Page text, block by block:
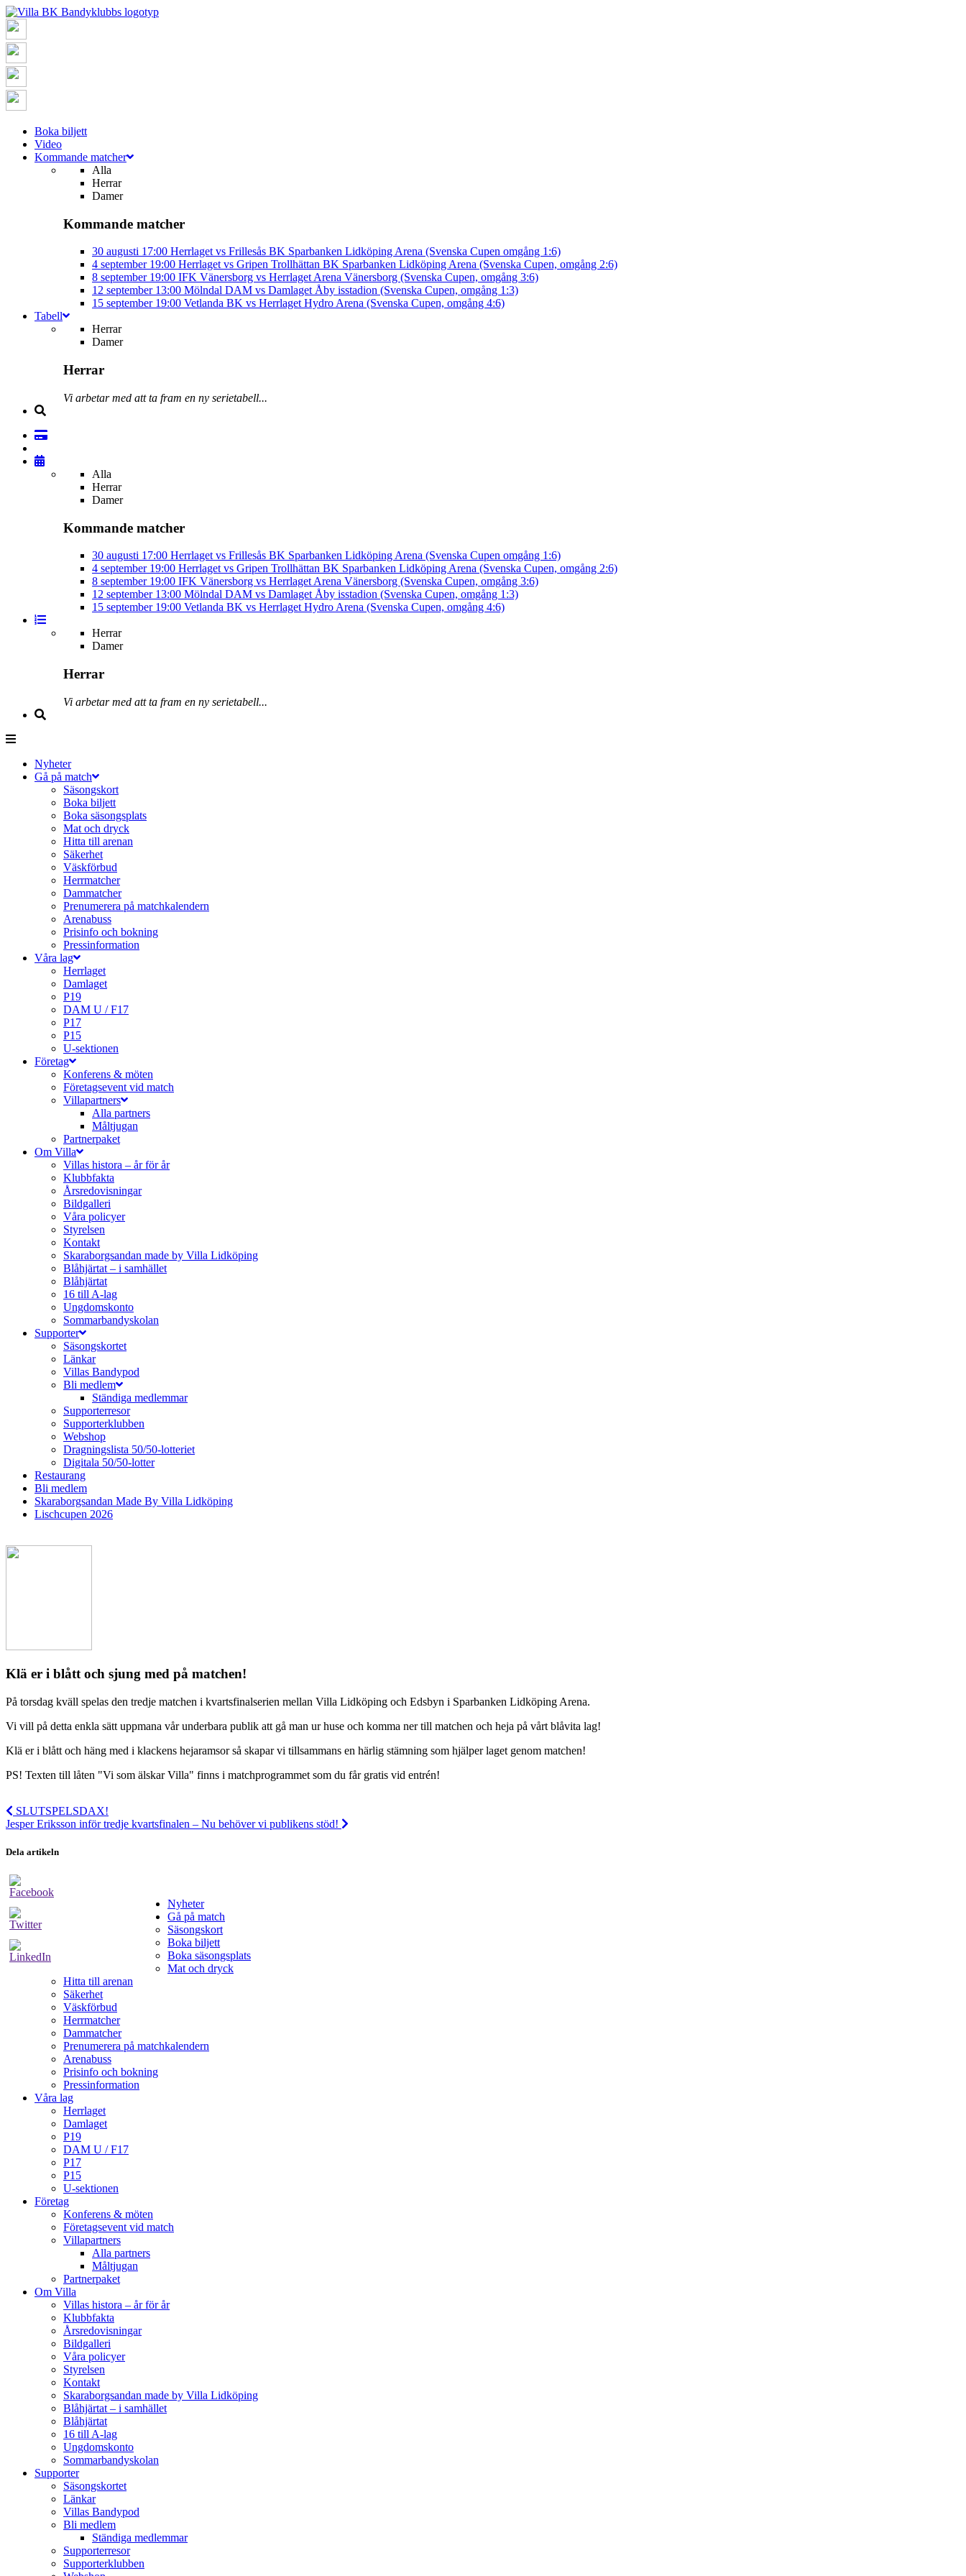
Boka biljett
Video
Kommande matcher
Alla
Herrar
Damer
Kommande matcher
30 augusti 17:00 Herrlaget vs Frillesås BK Sparbanken Lidköping Arena (Svenska Cupen omgång 1:6)
4 september 19:00 Herrlaget vs Gripen Trollhättan BK Sparbanken Lidköping Arena (Svenska Cupen, omgång 2:6)
8 september 19:00 IFK Vänersborg vs HerrlagetArena Vänersborg (Svenska Cupen, omgång 3:6)
12 september 13:00 Mölndal DAM vs DamlagetÅby isstadion (Svenska Cupen, omgång 1:3)
15 september 19:00 Vetlanda BK vs HerrlagetHydro Arena (Svenska Cupen, omgång 4:6)
Tabell
Herrar
Damer
Herrar
Vi arbetar med att ta fram en ny serietabell...
Alla
Herrar
Damer
Kommande matcher
30 augusti 17:00 Herrlaget vs Frillesås BK Sparbanken Lidköping Arena (Svenska Cupen omgång 1:6)
4 september 19:00 Herrlaget vs Gripen Trollhättan BK Sparbanken Lidköping Arena (Svenska Cupen, omgång 2:6)
8 september 19:00 IFK Vänersborg vs Herrlaget Arena Vänersborg (Svenska Cupen, omgång 3:6)
12 september 13:00 Mölndal DAM vs Damlaget Åby isstadion (Svenska Cupen, omgång 1:3)
15 september 19:00 Vetlanda BK vs Herrlaget Hydro Arena (Svenska Cupen, omgång 4:6)
Herrar
Damer
Herrar
Vi arbetar med att ta fram en ny serietabell...
Nyheter
Gå på match
Säsongskort
Boka biljett
Boka säsongsplats
Mat och dryck
Hitta till arenan
Säkerhet
Väskförbud
Herrmatcher
Dammatcher
Prenumerera på matchkalendern
Arenabuss
Prisinfo och bokning
Pressinformation
Våra lag
Herrlaget
Damlaget
P19
DAM U / F17
P17
P15
U-sektionen
Företag
Konferens & möten
Företagsevent vid match
Villapartners
Alla partners
Måltjugan
Partnerpaket
Om Villa
Villas histora – år för år
Klubbfakta
Årsredovisningar
Bildgalleri
Våra policyer
Styrelsen
Kontakt
Skaraborgsandan made by Villa Lidköping
Blåhjärtat – i samhället
Blåhjärtat
16 till A-lag
Ungdomskonto
Sommarbandyskolan
Supporter
Säsongskortet
Länkar
Villas Bandypod
Bli medlem
Ständiga medlemmar
Supporterresor
Supporterklubben
Webshop
Dragningslista 50/50-lotteriet
Digitala 50/50-lotter
Restaurang
Bli medlem
Skaraborgsandan Made By Villa Lidköping
Lischcupen 2026
Klä er i blått och sjung med på matchen!
På torsdag kväll spelas den tredje matchen i kvartsfinalserien mellan Villa Lidköping och Edsbyn i Sparbanken Lidköping Arena.
Vi vill på detta enkla sätt uppmana vår underbara publik att gå man ur huse och komma ner till matchen och heja på vårt blåvita lag!
Klä er i blått och häng med i klackens hejaramsor så skapar vi tillsammans en härlig stämning som hjälper laget genom matchen!
PS! Texten till låten "Vi som älskar Villa" finns i matchprogrammet som du får gratis vid entrén!
SLUTSPELSDAX!
Jesper Eriksson inför tredje kvartsfinalen – Nu behöver vi publikens stöd!
Dela artikeln
Nyheter
Gå på match
Säsongskort
Boka biljett
Boka säsongsplats
Mat och dryck
Hitta till arenan
Säkerhet
Väskförbud
Herrmatcher
Dammatcher
Prenumerera på matchkalendern
Arenabuss
Prisinfo och bokning
Pressinformation
Våra lag
Herrlaget
Damlaget
P19
DAM U / F17
P17
P15
U-sektionen
Företag
Konferens & möten
Företagsevent vid match
Villapartners
Alla partners
Måltjugan
Partnerpaket
Om Villa
Villas histora – år för år
Klubbfakta
Årsredovisningar
Bildgalleri
Våra policyer
Styrelsen
Kontakt
Skaraborgsandan made by Villa Lidköping
Blåhjärtat – i samhället
Blåhjärtat
16 till A-lag
Ungdomskonto
Sommarbandyskolan
Supporter
Säsongskortet
Länkar
Villas Bandypod
Bli medlem
Ständiga medlemmar
Supporterresor
Supporterklubben